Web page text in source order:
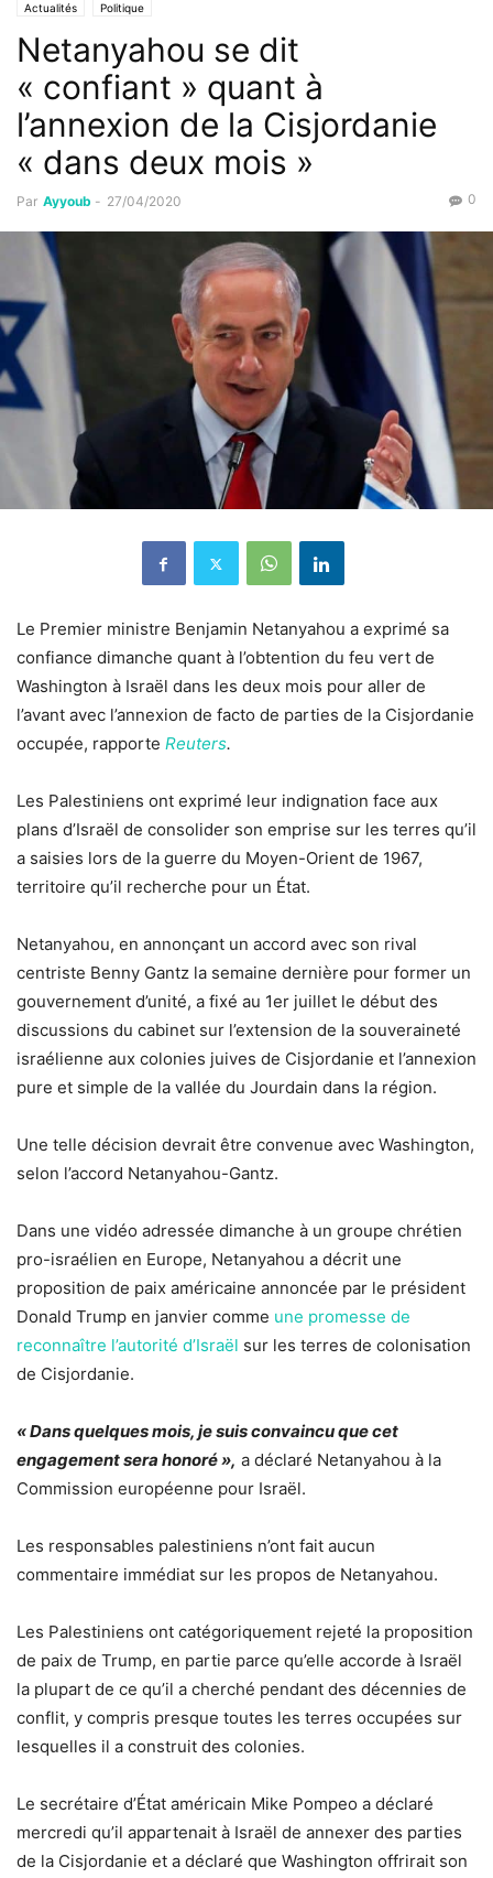
Actualités Politique
Netanyahou se dit
« confiant » quant à
l’annexion de la Cisjordanie
« dans deux mois »
Par Ayyoub - 27/04/2020 0
Le Premier ministre Benjamin Netanyahou a exprimé sa
confiance dimanche quant à l’obtention du feu vert de
Washington à Israël dans les deux mois pour aller de
l’avant avec l’annexion de facto de parties de la Cisjordanie
occupée, rapporte Reuters.
Les Palestiniens ont exprimé leur indignation face aux
plans d’Israël de consolider son emprise sur les terres qu’il
a saisies lors de la guerre du Moyen-Orient de 1967,
territoire qu’il recherche pour un État.
Netanyahou, en annonçant un accord avec son rival
centriste Benny Gantz la semaine dernière pour former un
gouvernement d’unité, a fixé au 1er juillet le début des
discussions du cabinet sur l’extension de la souveraineté
israélienne aux colonies juives de Cisjordanie et l’annexion
pure et simple de la vallée du Jourdain dans la région.
Une telle décision devrait être convenue avec Washington,
selon l’accord Netanyahou-Gantz.
Dans une vidéo adressée dimanche à un groupe chrétien
pro-israélien en Europe, Netanyahou a décrit une
proposition de paix américaine annoncée par le président
Donald Trump en janvier comme une promesse de
reconnaître l’autorité d’Israël sur les terres de colonisation
de Cisjordanie.
« Dans quelques mois, je suis convaincu que cet
engagement sera honoré », a déclaré Netanyahou à la
Commission européenne pour Israël.
Les responsables palestiniens n’ont fait aucun
commentaire immédiat sur les propos de Netanyahou.
Les Palestiniens ont catégoriquement rejeté la proposition
de paix de Trump, en partie parce qu’elle accorde à Israël
la plupart de ce qu’il a cherché pendant des décennies de
conflit, y compris presque toutes les terres occupées sur
lesquelles il a construit des colonies.
Le secrétaire d’État américain Mike Pompeo a déclaré
mercredi qu’il appartenait à Israël de annexer des parties
de la Cisjordanie et a déclaré que Washington offrirait son